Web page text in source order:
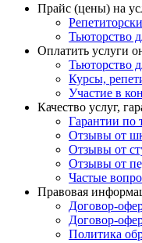
Прайс (цены) на
Тьюторство
Оплатить услуги
Тьюторство
Курсы,
Участие в
Качество услуг,
Гарантии по
Отзывы от
Отзывы от
Отзывы от
Частые
Правовая
Договор-
Договор-
Политика